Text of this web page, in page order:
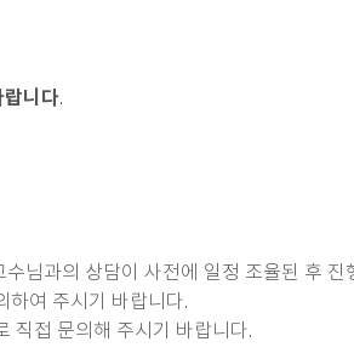
니다.
님과의 상담이 사전에 일정 조율된 후 진
하여 주시기 바랍니다.
직접 문의해 주시기 바랍니다.